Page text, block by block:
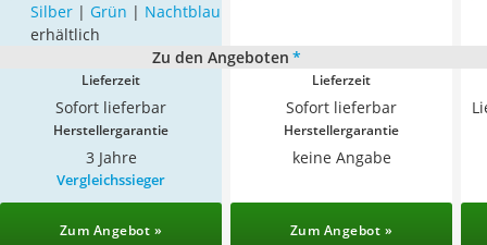
Silber | Grün | Nachtblau
erhältlich
Zu den Angeboten *
Lieferzeit
Sofort lieferbar
Lieferzeit
Sofort lieferbar
Herstellergarantie
3 Jahre
Herstellergarantie
keine Angabe
Vergleichssieger
Zum Angebot » Zum Angebot »